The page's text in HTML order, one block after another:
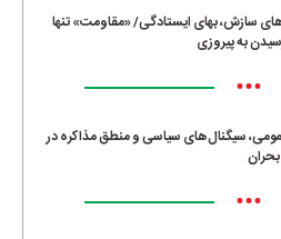
سازش، بهای ایستادگی/ «مقاومت» تنها
به پیروزی
•••
سیگنال‌های سیاسی و منطق مذاکره در
•••